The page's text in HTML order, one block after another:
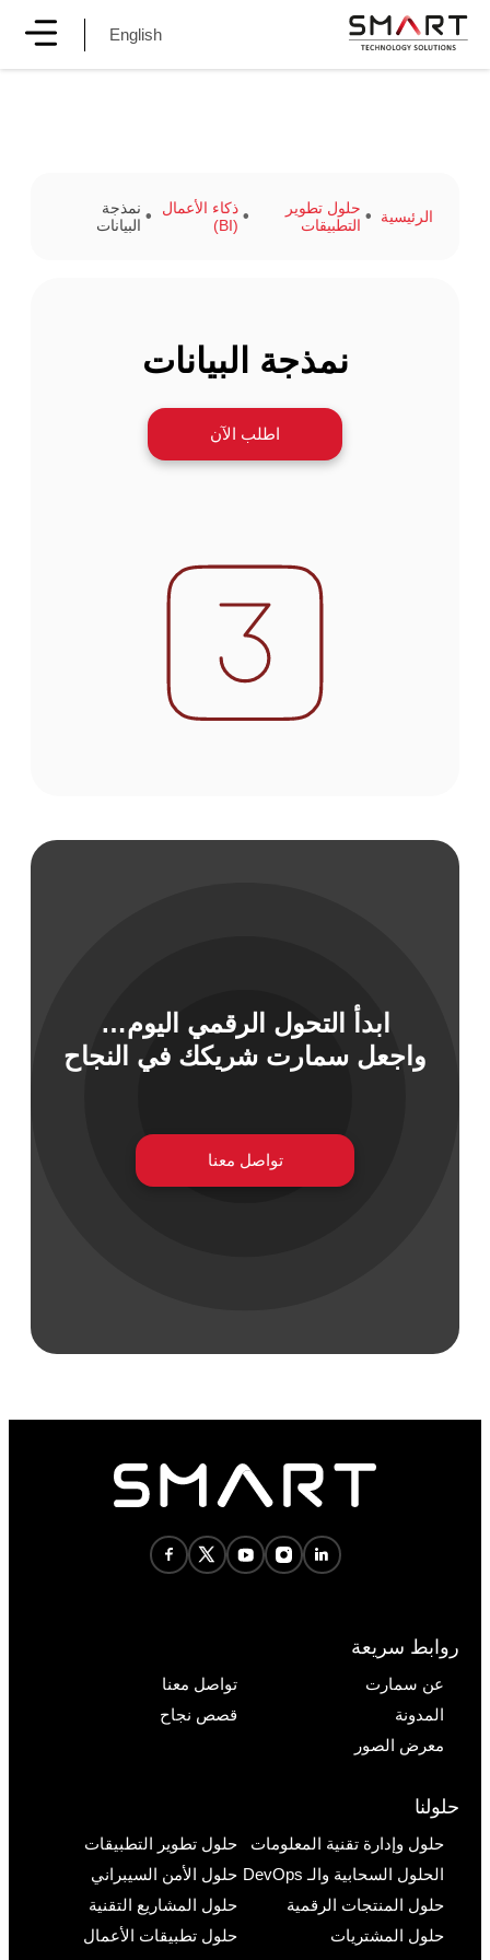
English
الرئيسية
حلول تطوير
التطبيقات
ذكاء الأعمال
(BI)
نمذجة
البيانات
نمذجة البيانات
اطلب الآن
ابدأ التحول الرقمي اليوم…
واجعل سمارت شريكك في النجاح
تواصل معنا
روابط سريعة
عن سمارت
تواصل معنا
المدونة
قصص نجاح
معرض الصور
حلولنا
حلول وإدارة تقنية المعلومات
حلول تطوير التطبيقات
الحلول السحابية والـ DevOps
حلول الأمن السيبراني
حلول المنتجات الرقمية
حلول المشاريع التقنية
حلول المشتريات
حلول تطبيقات الأعمال